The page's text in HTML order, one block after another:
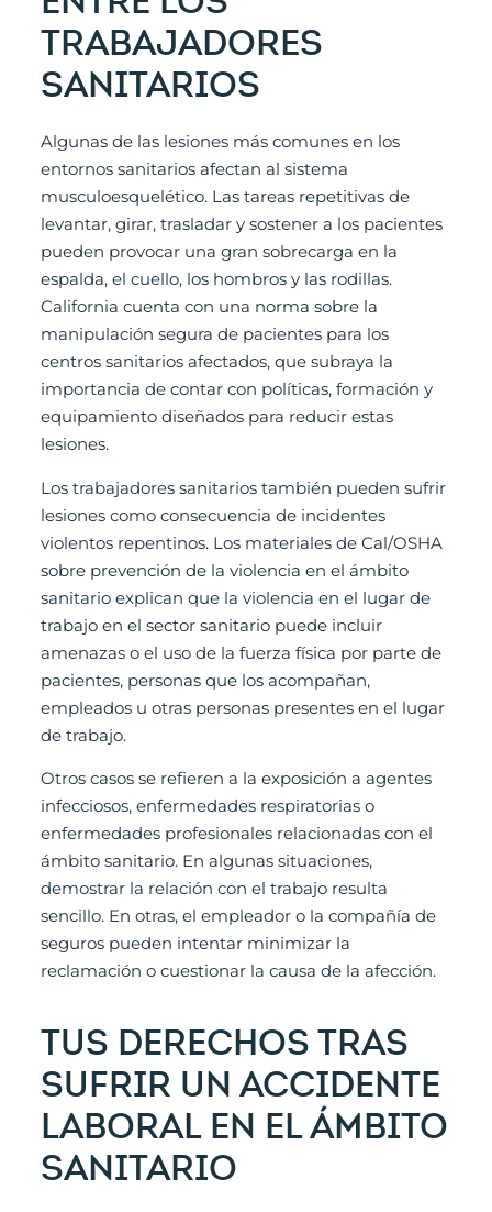
TRABAJADORES
SANITARIOS
Algunas de las lesiones más comunes en los
entornos sanitarios afectan al sistema
musculoesquelético. Las tareas repetitivas de
levantar, girar, trasladar y sostener a los pacientes
pueden provocar una gran sobrecarga en la
espalda, el cuello, los hombros y las rodillas.
California cuenta con una norma sobre la
manipulación segura de pacientes para los
centros sanitarios afectados, que subraya la
importancia de contar con políticas, formación y
equipamiento diseñados para reducir estas
lesiones.
Los trabajadores sanitarios también pueden sufrir
lesiones como consecuencia de incidentes
violentos repentinos. Los materiales de Cal/OSHA
sobre prevención de la violencia en el ámbito
sanitario explican que la violencia en el lugar de
trabajo en el sector sanitario puede incluir
amenazas o el uso de la fuerza física por parte de
pacientes, personas que los acompañan,
empleados u otras personas presentes en el lugar
de trabajo.
Otros casos se refieren a la exposición a agentes
infecciosos, enfermedades respiratorias o
enfermedades profesionales relacionadas con el
ámbito sanitario. En algunas situaciones,
demostrar la relación con el trabajo resulta
sencillo. En otras, el empleador o la compañía de
seguros pueden intentar minimizar la
reclamación o cuestionar la causa de la afección.
TUS DERECHOS TRAS
SUFRIR UN ACCIDENTE
LABORAL EN EL ÁMBITO
SANITARIO